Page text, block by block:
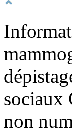
sociaux
non